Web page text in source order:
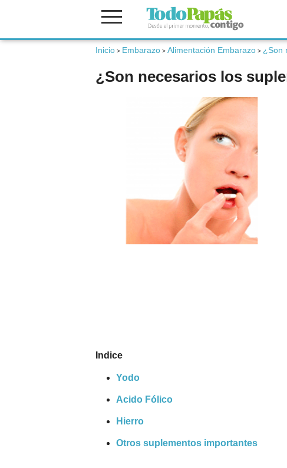
Inicio > Embarazo > Alimentación Embarazo > ¿Son
¿Son necesarios los
Indice
Yodo
Acido Fólico
Hierro
Otros suplementos importantes